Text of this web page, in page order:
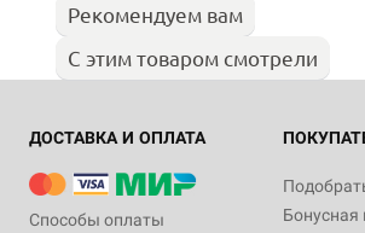
Рекомендуем вам
С этим товаром смотрели
ДОСТАВКА И ОПЛАТА
Способы оплаты
Бонусная